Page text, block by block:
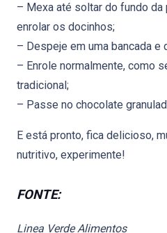
– Mexa até soltar do fundo da
enrolar os docinhos;
– Despeje em uma bancada e
– Enrole normalmente, como
tradicional;
– Passe no chocolate
E está pronto, fica delicioso,
nutritivo, experimente!
FONTE:
Linea Verde Alimentos